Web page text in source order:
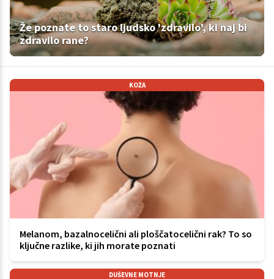
Že poznate to staro ljudsko 'zdravilo', ki naj bi
zdravilo rane?
KOŽA
Melanom, bazalnocelični ali ploščatocelični rak? To so
ključne razlike, ki jih morate poznati
DUŠEVNE MOTNJE